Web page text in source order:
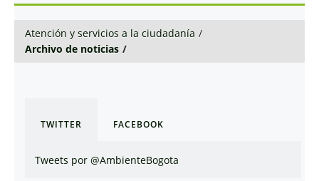
Atención y servicios a la ciudadanía /
Archivo de noticias /
TWITTER FACEBOOK
Tweets por @AmbienteBogota